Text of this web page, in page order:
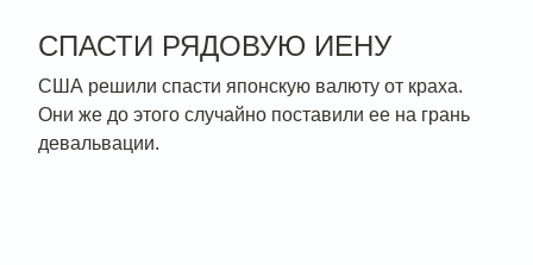
СПАСТИ РЯДОВУЮ ИЕНУ
США решили спасти японскую валюту от краха.
Они же до этого случайно поставили ее на грань
девальвации.